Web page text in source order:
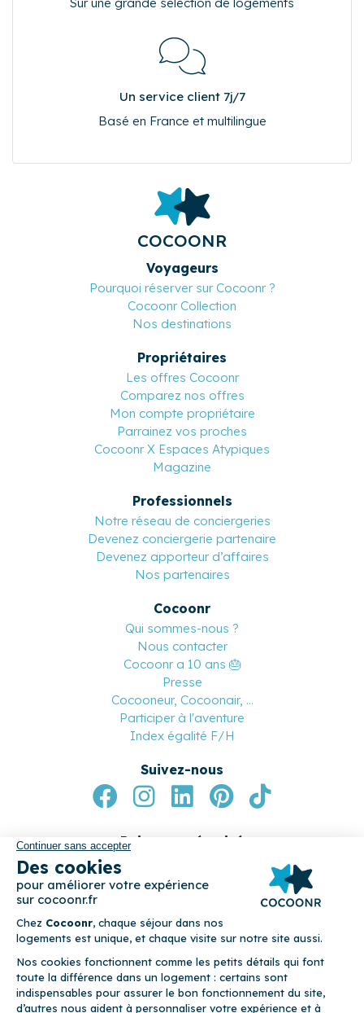
Sur une grande sélection de logements
COCOONR
Voyageurs
Pourquoi réserver sur Cocoonr ?
Nos destinations
Propriétaires
Les offres Cocoonr
Comparez nos offres
Mon compte propriétaire
Parrainez vos proches
Magazine
Professionnels
Notre réseau de conciergeries
Devenez conciergerie partenaire
Nos partenaires
Cocoonr
Qui sommes-nous ?
Nous contacter
Cocoonr a 10 ans 🎂
Presse
Cocooneur, Cocoonair, ...
Index égalité F/H
Suivez-nous
Paiement sécurisé